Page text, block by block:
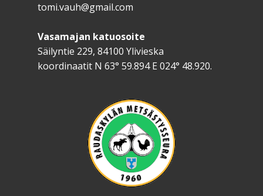
tomi.vauh@gmail.com
Vasamajan katuosoite
Säilyntie 229, 84100 Ylivieska
koordinaatit N 63° 59.894 E 024° 48.920.